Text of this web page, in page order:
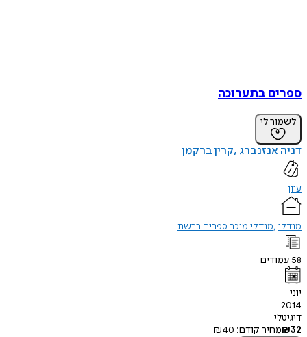
ספרים בתערוכה
לשמור לי
דניה אנזנברג קרין ברקמן
עיון
מנדלי מנדלי מוכר ספרים ברשת
58 עמודים
יוני
2014
דיגיטלי
₪32 מחיר קודם: ₪40